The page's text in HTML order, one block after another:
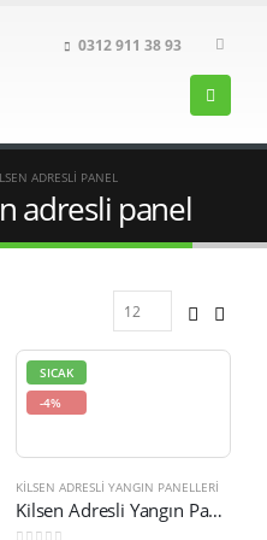
0312 911 38 93
ADRESLI PANEL
adresli panel
SICAK
-4%
KILSEN ADRESLI YANGIN PANELLERI
Kilsen Adresli Yangın Paneli 1 Loop KFP-AF1-S-19